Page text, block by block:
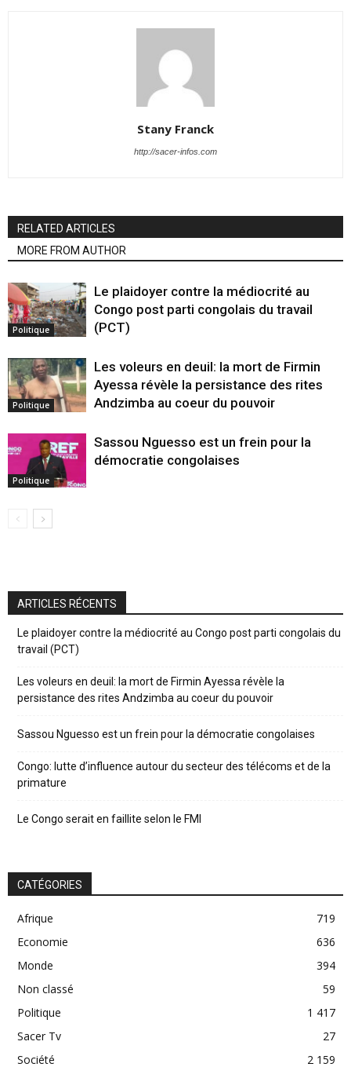
Stany Franck
http://sacer-infos.com
RELATED ARTICLES
MORE FROM AUTHOR
Politique
Le plaidoyer contre la médiocrité au
Congo post parti congolais du travail
(PCT)
Politique
Les voleurs en deuil: la mort de Firmin
Ayessa révèle la persistance des rites
Andzimba au coeur du pouvoir
Politique
Sassou Nguesso est un frein pour la
démocratie congolaises
ARTICLES RÉCENTS
Le plaidoyer contre la médiocrité au Congo post parti congolais du
travail (PCT)
Les voleurs en deuil: la mort de Firmin Ayessa révèle la
persistance des rites Andzimba au coeur du pouvoir
Sassou Nguesso est un frein pour la démocratie congolaises
Congo: lutte d’influence autour du secteur des télécoms et de la
primature
Le Congo serait en faillite selon le FMI
CATÉGORIES
Afrique
719
Economie
636
Monde
394
Non classé
59
Politique
1 417
Sacer Tv
27
Société
2 159